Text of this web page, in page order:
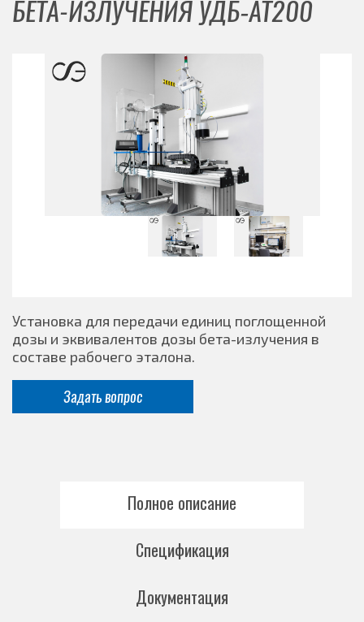
БЕТА-ИЗЛУЧЕНИЯ УДБ‑АТ200
Установка для передачи единиц поглощенной
дозы и эквивалентов дозы бета-излучения в
составе рабочего эталона.
Задать вопрос
Полное описание
Спецификация
Документация